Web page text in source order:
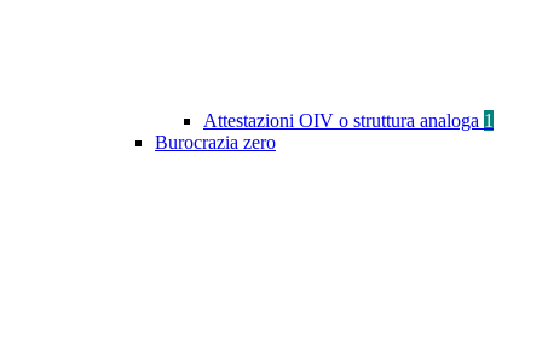
Attestazioni OIV o struttura analoga 1
Burocrazia zero